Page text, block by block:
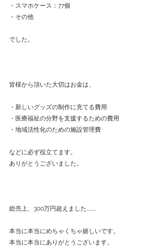
・スマホケース：77個
・その他
でした。
皆様から頂いた大切はお金は、
・新しいグッズの制作に充てる費用
・医療福祉の分野を支援するための費用
・地域活性化のための施設管理費
などに必ず役立てます。
ありがとうございました。
総売上、300万円超えました.........
本当に本当にめちゃくちゃ嬉しいです。
本当に本当にありがとうございます。